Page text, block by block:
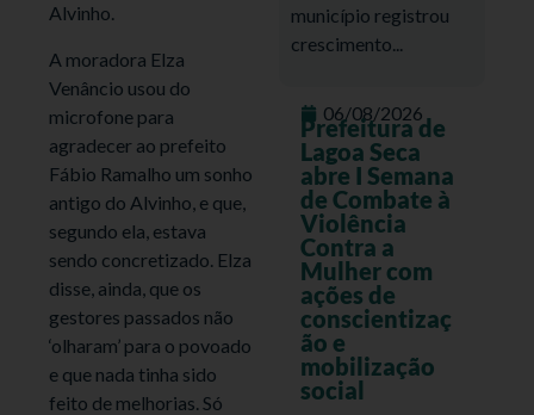
Alvinho.
A moradora Elza
Venâncio usou do
microfone para
agradecer ao prefeito
Fábio Ramalho um sonho
antigo do Alvinho, e que,
segundo ela, estava
sendo concretizado. Elza
disse, ainda, que os
gestores passados não
‘olharam’ para o povoado
e que nada tinha sido
feito de melhorias. Só
município registrou
crescimento...
06/08/2026
Prefeitura de
Lagoa Seca
abre I Semana
de Combate à
Violência
Contra a
Mulher com
ações de
conscientizaç
ão e
mobilização
social